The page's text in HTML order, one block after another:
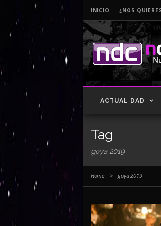
INICIO ¿NOS
ACTUALIDAD
Tag
goya 2019
Home > goya 2019